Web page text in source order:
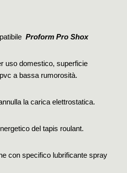
Proform Pro Shox
uso domestico, superficie
a bassa rumorosità.
la carica elettrostatica.
del tapis roulant.
con specifico lubrificante spray